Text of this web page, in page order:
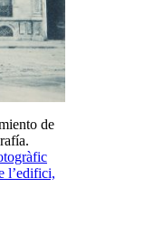
de
l’edifici,